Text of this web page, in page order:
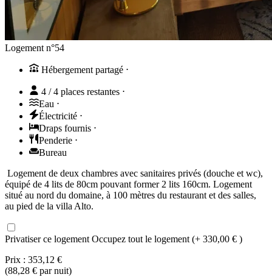
Logement n°54
Hébergement partagé ⋅
4 / 4 places restantes ⋅
Eau ⋅
Électricité ⋅
Draps fournis ⋅
Penderie ⋅
Bureau
Logement de deux chambres avec sanitaires privés (douche et wc),
équipé de 4 lits de 80cm pouvant former 2 lits 160cm. Logement
situé au nord du domaine, à 100 mètres du restaurant et des salles,
au pied de la villa Alto.
Privatiser ce logement Occupez tout le logement (+ 330,00 € )
Prix : 353,12 €
(88,28 € par nuit)